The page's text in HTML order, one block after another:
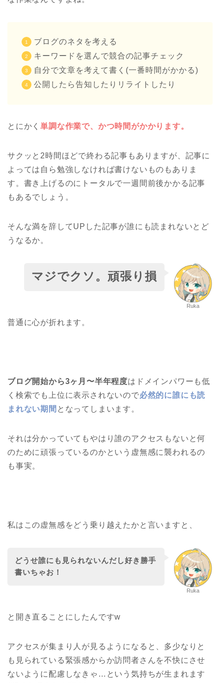
ブログのネタを考える
キーワードを選んで競合の記事チェック
自分で文章を考えて書く(一番時間がかかる)
公開したら告知したりリライトしたり
とにかく単調な作業で、かつ時間がかかります。
サクッと2時間ほどで終わる記事もありますが、記事に
よっては自ら勉強しなければ書けないものもありま
す。書き上げるのにトータルで一週間前後かかる記事
もあるでしょう。
そんな満を辞してUPした記事が誰にも読まれないとど
うなるか。
Ruka
マジでクソ。頑張り損
普通に心が折れます。
ブログ開始から3ヶ月〜半年程度はドメインパワーも低
く検索でも上位に表示されないので必然的に誰にも読
まれない期間 となってしまいます。
それは分かっていてもやはり誰のアクセスもないと何
のために頑張っているのかという虚無感に襲われるの
も事実。
私はこの虚無感をどう乗り越えたかと言いますと、
Ruka
どうせ誰にも見られないんだし好き勝手
書いちゃお！
と開き直ることにしたんですw
アクセスが集まり人が見るようになると、多少なりと
も見られている緊張感からか訪問者さんを不快にさせ
ないように配慮しなきゃ…という気持ちが生まれます